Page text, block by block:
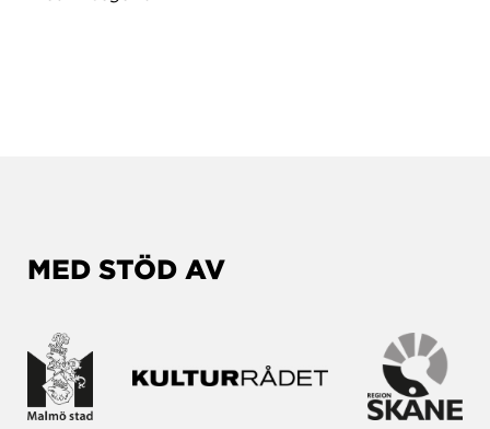
MED STÖD AV